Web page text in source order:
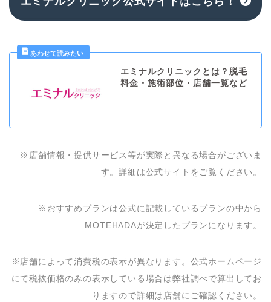
エミナルクリニックとは？脱毛
料金・施術部位・店舗一覧など
※店舗情報・提供サービス等が実際と異なる場合がございま
す。詳細は公式サイトをご覧ください。
※おすすめプランは公式に記載しているプランの中から
MOTEHADAが決定したプランになります。
※店舗によって消費税の表示が異なります。公式ホームページ
にて税抜価格のみの表示している場合は弊社調べで算出してお
りますので詳細は店舗にご確認ください。